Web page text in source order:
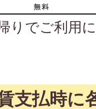
りでご利用
支払時に